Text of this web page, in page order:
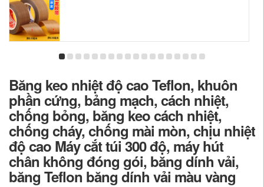
Băng keo nhiệt độ cao Teflon, khuôn
phần cứng, bảng mạch, cách nhiệt,
chống bỏng, băng keo cách nhiệt,
chống cháy, chống mài mòn, chịu nhiệt
độ cao Máy cắt túi 300 độ, máy hút
chân không đóng gói, băng dính vải,
băng Teflon băng dính vải màu vàng